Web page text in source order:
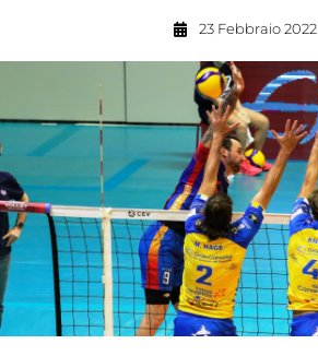
23 Febbraio 2022